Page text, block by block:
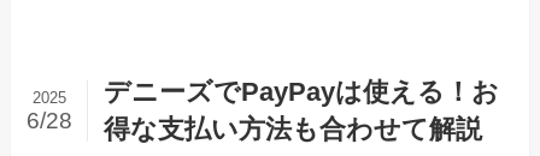
デニーズでPayPayは使える！お
得な支払い方法も合わせて解説
2025
6/28